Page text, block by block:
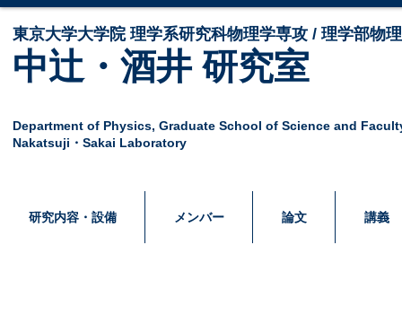
東京大学大学院 ​理学系研究科物理学専攻 / 理学部物
中辻・酒井 研究室
Department of Physics, Graduate School of Science and
Nakatsuji・Sakai Laboratory
研究内容・設備 メンバー 論文 講義